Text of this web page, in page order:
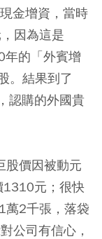
金增資，當時
因為這是
年的「外賓增
。結果到了
認購的外國貴
股價因被動元
1310元；很快
萬2千張，落袋
公司有信心，